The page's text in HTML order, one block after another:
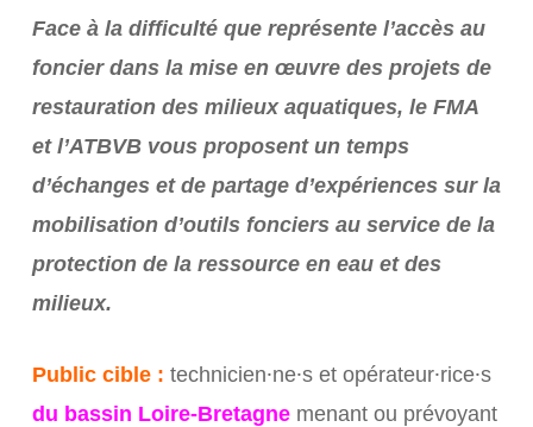
Face à la difficulté que représente l’accès au
foncier dans la mise en œuvre des projets de
restauration des milieux aquatiques, le FMA
et l’ATBVB vous proposent un temps
d’échanges et de partage d’expériences sur la
mobilisation d’outils fonciers au service de la
protection de la ressource en eau et des
milieux.
Public cible : technicien⸱ne⸱s et opérateur⸱rice⸱s
du bassin Loire-Bretagne menant ou prévoyant